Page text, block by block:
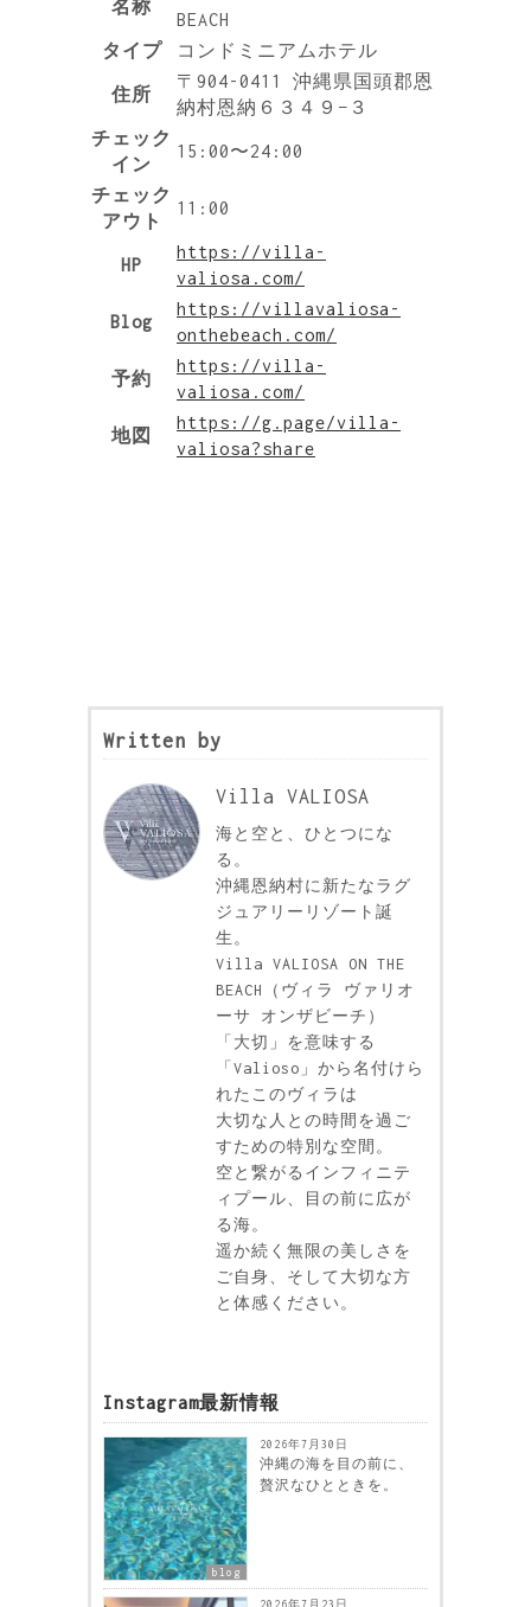
名称
BEACH
タイプ
コンドミニアムホテル
住所
〒904-0411 沖縄県国頭郡恩
納村恩納６３４９−３
チェック
イン
15:00〜24:00
チェック
アウト
11:00
HP
https://villa-
valiosa.com/
Blog
https://villavaliosa-
onthebeach.com/
予約
https://villa-
valiosa.com/
地図
https://g.page/villa-
valiosa?share
Written by
Villa VALIOSA
海と空と、ひとつにな
る。
沖縄恩納村に新たなラグ
ジュアリーリゾート誕
生。
Villa VALIOSA ON THE
BEACH（ヴィラ ヴァリオ
ーサ オンザビーチ）
「大切」を意味する
「Valioso」から名付けら
れたこのヴィラは
大切な人との時間を過ご
すための特別な空間。
空と繋がるインフィニテ
ィプール、目の前に広が
る海。
遥か続く無限の美しさを
ご自身、そして大切な方
と体感ください。
Instagram最新情報
blog
2026年7月30日
沖縄の海を目の前に、
贅沢なひとときを。
2026年7月23日